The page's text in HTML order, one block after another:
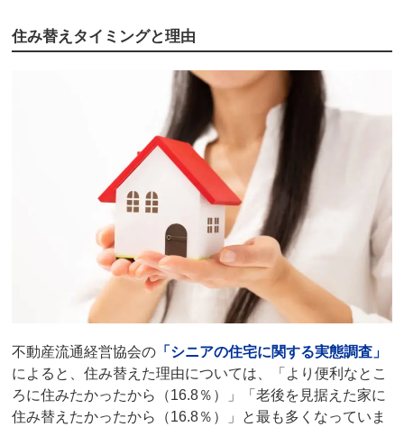
住み替えタイミングと理由
不動産流通経営協会の 「シニアの住宅に関する実態調査」
によると、住み替えた理由については、「より便利なとこ
ろに住みたかったから（16.8％）」「老後を見据えた家に
住み替えたかったから（16.8％）」と最も多くなっていま